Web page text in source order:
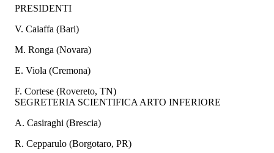
PRESIDENTI
V. Caiaffa (Bari)
M. Ronga (Novara)
E. Viola (Cremona)
F. Cortese (Rovereto, TN)
SEGRETERIA SCIENTIFICA ARTO INFERIORE
A. Casiraghi (Brescia)
R. Cepparulo (Borgotaro, PR)